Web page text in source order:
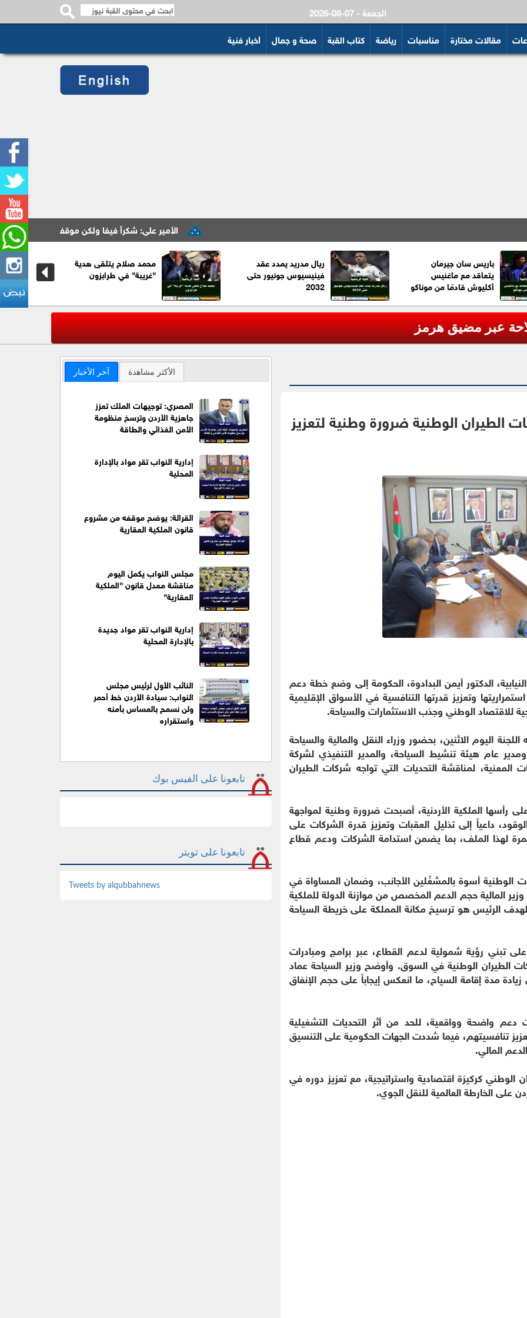
2026-08-07 - الجمعة
مقالات مختارة مناسبات رياضة كتاب القبة صحة و جمال أخبار فنية
الأمير علي: شكراً فيفا ولكن موقفي لن يتغيّر
باريس سان جيرمان
يتعاقد مع ماغنيس
أكليوش قادمًا من موناكو
ريال مدريد يمدد عقد
فينيسيوس جونيور حتى
2032
محمد صلاح يتلقى هدية
"غريبة" في طرابزون
هرمز
الطيران الوطنية ضرورة وطنية لتعزيز
الدكتور أيمن البدادوة، الحكومة إلى وضع خطة دعم
وتعزيز قدرتها التنافسية في الأسواق الإقليمية
للاقتصاد الوطني وجذب الاستثمارات والسياحة.
اليوم الاثنين، بحضور وزراء النقل والمالية والسياحة
عام هيئة تنشيط السياحة، والمدير التنفيذي لشركة
المعنية، لمناقشة التحديات التي تواجه شركات الطيران
رأسها الملكية الأردنية، أصبحت ضرورة وطنية لمواجهة
داعياً إلى تذليل العقبات وتعزيز قدرة الشركات على
لهذا الملف، بما يضمن استدامة الشركات ودعم قطاع
الوطنية أسوة بالمشغّلين الأجانب، وضمان المساواة في
المالية حجم الدعم المخصص من موازنة الدولة للملكية
الهدف الرئيس هو ترسيخ مكانة المملكة على خريطة السياحة
تبني رؤية شمولية لدعم القطاع، عبر برامج ومبادرات
الطيران الوطنية في السوق. وأوضح وزير السياحة عماد
مدة إقامة السياح، ما انعكس إيجاباً على حجم الإنفاق
واضحة وواقعية، للحد من أثر التحديات التشغيلية
تنافسيتهم، فيما شددت الجهات الحكومية على التنسيق
المالي.
الوطني كركيزة اقتصادية واستراتيجية، مع تعزيز دوره في
على الخارطة العالمية للنقل الجوي.
آخر الأخبار الأكثر مشاهدة
المصري: توجيهات الملك تعزز
جاهزية الأردن وترسخ منظومة
الأمن الغذائي والطاقة
إدارية النواب تقر مواد بالإدارة
المحلية
القرالة: يوضح موقفه من مشروع
قانون الملكية العقارية
مجلس النواب يكمل اليوم
مناقشة معدل قانون "الملكية
العقارية"
إدارية النواب تقر مواد جديدة
بالإدارة المحلية
النائب الأول لرئيس مجلس
النواب: سيادة الأردن خط أحمر
ولن نسمح بالمساس بأمنه
واستقراره
تابعونا على الفيس بوك
تابعونا على تويتر
Tweets by alqubbahnews